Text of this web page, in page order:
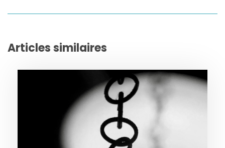
Articles similaires